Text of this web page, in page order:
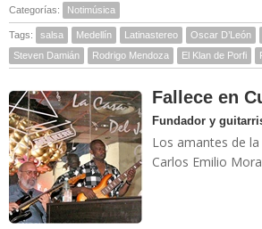
Categorías: Notimúsica
Tags: salsa Medellín Latinastereo Oscar D’León
Steven Damián
Rodrigo Mendoza El Klan de Porfi
Fallece en
Fundador y
Los amantes de
Carlos Emilio